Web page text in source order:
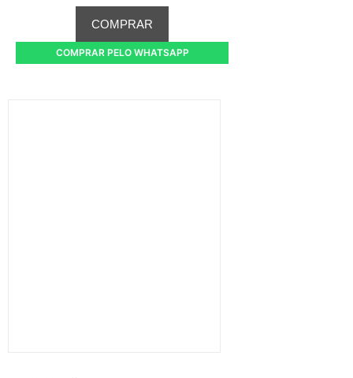
COMPRAR
COMPRAR PELO WHATSAPP